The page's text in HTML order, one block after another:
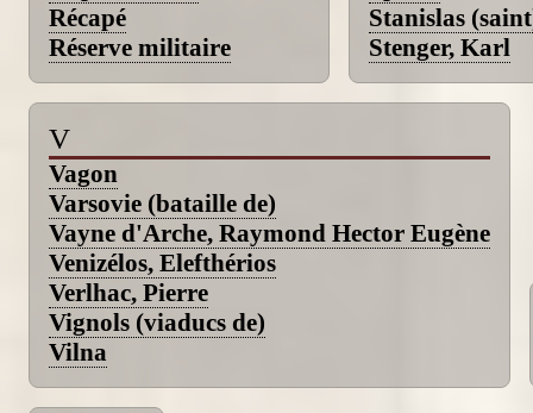
Récapé
Réserve militaire
Stanislas
Stenger, Karl
V
Vagon
Varsovie (bataille de)
Vayne d'Arche, Raymond Hector Eugène
Venizélos, Elefthérios
Verlhac, Pierre
Vignols (viaducs de)
Vilna